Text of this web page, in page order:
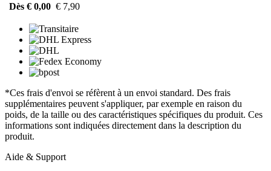
Dès € 0,00 € 7,90
*Ces frais d'envoi se réfèrent à un envoi standard. Des frais
supplémentaires peuvent s'appliquer, par exemple en raison du
poids, de la taille ou des caractéristiques spécifiques du produit. Ces
informations sont indiquées directement dans la description du
produit.
Aide & Support